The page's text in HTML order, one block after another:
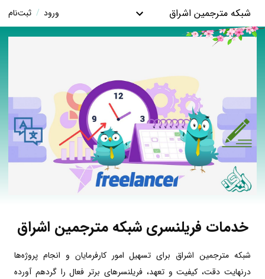
شبکه مترجمین اشراق ورود / ثبت‌نام
خدمات فریلنسری شبکه مترجمین اشراق
شبکه مترجمین اشراق برای تسهیل امور کارفرمایان و انجام پروژه‌ها
درنهایت دقت، کیفیت و تعهد، فریلنسر‌های برتر فعال را گردهم آورده